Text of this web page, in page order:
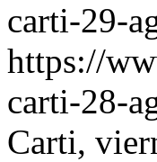
carti-29-
https://
carti-28-
Carti,